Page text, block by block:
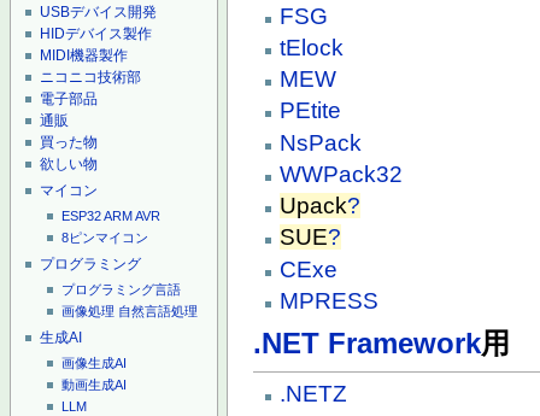
USBデバイス開発
HIDデバイス製作
MIDI機器製作
ニコニコ技術部
電子部品
通販
買った物
欲しい物
マイコン
ESP32ARMAVR
8ピンマイコン
プログラミング
プログラミング言語
画像処理 自然言語処理
生成AI
画像生成AI
動画生成AI
LLM
FSG
tElock
MEW
PEtite
NsPack
WWPack32
Upack?
SUE?
CExe
MPRESS
.NET Framework用
.NETZ